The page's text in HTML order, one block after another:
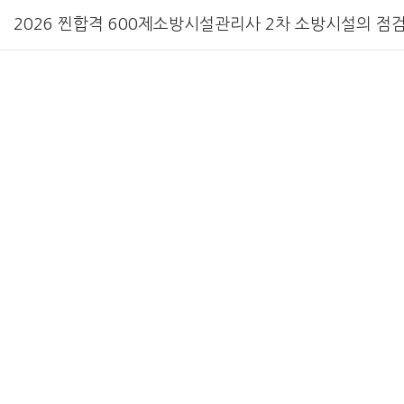
2026 찐합격 600제소방시설관리사 2차 소방시설의 점